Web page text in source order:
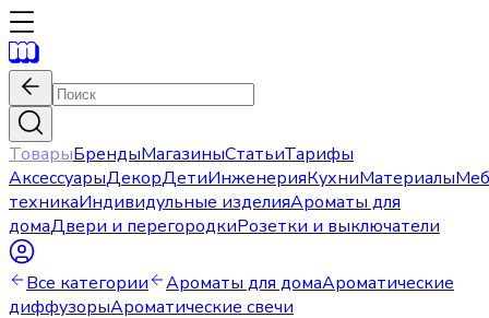
ТоварыБрендыМагазиныСтатьиТарифы
АксессуарыДекорДетиИнженерияКухниМатериалы
техникаИндивидульные изделияАроматы для
домаДвери и перегородкиРозетки и выключатели
Все категории Ароматы для домаАроматические
диффузорыАроматические свечи